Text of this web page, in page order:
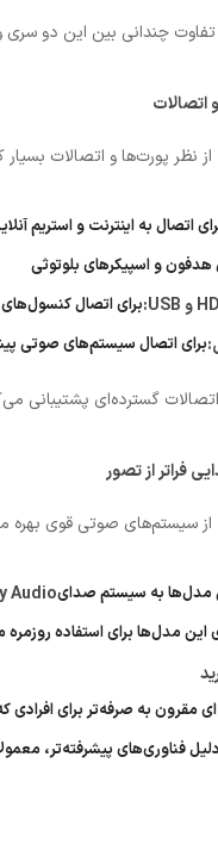
چندانی بین این دو سری
از نظر پورت‌ها و اتصالات
اتصال به اینترنت و استریم
هدفون و اسپیکرهای بلوتوثی
برای اتصال
برای اتصال سیستم‌های صوتی
گسترده‌ای پشتیبانی
از سیستم‌های صوتی قوی بهره
مدل‌ها به سیستم صدایAudio
مدل‌ها برای استفاده روزمره
مقرون به صرفه‌تر برای
فناوری‌های پیشرفته‌تر،